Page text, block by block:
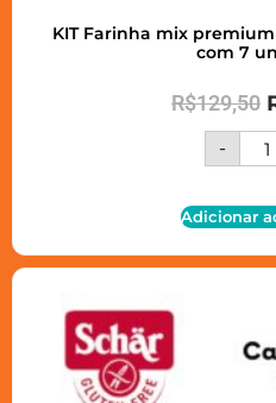
KIT Farinha mix premium
com 7
R$129,50
-
Adicionar